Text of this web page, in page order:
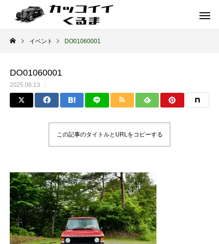
イギリス車
ENGLAND
ドイツ車
GERMANY
イベント DO01060001
DO01060001
2025.06.13
この記事のタイトルとURLをコピーする